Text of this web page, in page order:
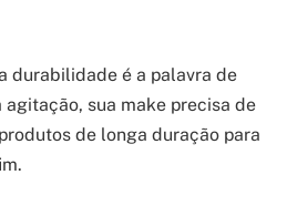
durabilidade é a palavra de
agitação, sua make precisa de
de longa duração para